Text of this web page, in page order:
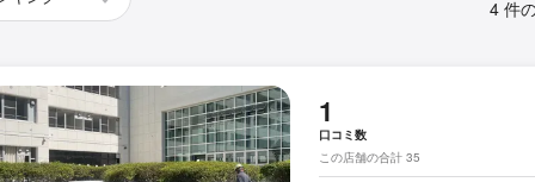
4 件
1
口コミ数
この店舗の合計 35